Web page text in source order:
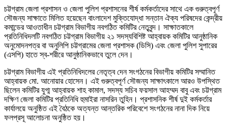
চট্টগ্রাম জেলা প্রশাসন ও জেলা পুলিশ প্রশাসনের শীর্ষ কর্মকর্তাদের সাথে এক গুরুত্বপূর্ণ
সৌজন্য সাক্ষাতে মিলিত হয়েছেন বাংলাদেশ মুক্তিযোদ্ধা সন্তান ঐক্য পরিষদের কেন্দ্রীয়
কমান্ডের আওতাধীন চট্টগ্রাম বিভাগীয় নবগঠিত কমিটির নেতৃবৃন্দ। সাক্ষাতকালে
প্রতিনিধিদলটি নবগঠিত চট্টগ্রাম বিভাগীয় ২১ সদস্যবিশিষ্ট আহ্বায়ক কমিটির আনুষ্ঠানিক
অনুমোদনপত্র বা অনুলিপি চট্টগ্রামের জেলা প্রশাসক (ডিসি) এবং জেলা পুলিশ সুপারের
(এসপি) হাতে স্ব-শরীরে আনুষ্ঠানিকভাবে তুলে দেন।
চট্টগ্রাম বিভাগীয় এই প্রতিনিধিদলের নেতৃত্ব দেন সংগঠনের বিভাগীয় কমিটির সম্মানিত
আহ্বায়ক মো. আনোয়ার হোসেন। এই গুরুত্বপূর্ণ সৌজন্য সাক্ষাৎকালে আরও উপস্থিত
ছিলেন কমিটির যুগ্ম আহ্বায়ক শাহ কামাল, সদস্য সচিব ফয়সাল আহম্মদ বাবু এবং চট্টগ্রাম
দক্ষিণ জেলা কমিটির প্রতিনিধি হুমাইরা নাসরিন তুহিন। প্রশাসনিক শীর্ষ দুই কর্মকর্তার
কার্যালয়ে অনুষ্ঠিত এই বৈঠকে অত্যন্ত আন্তরিক পরিবেশে সংগঠনের নানা দিক নিয়ে
ফলপ্রসূ আলোচনা অনুষ্ঠিত হয়।